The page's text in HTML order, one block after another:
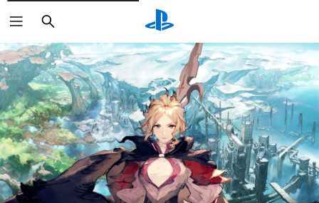
Buscar